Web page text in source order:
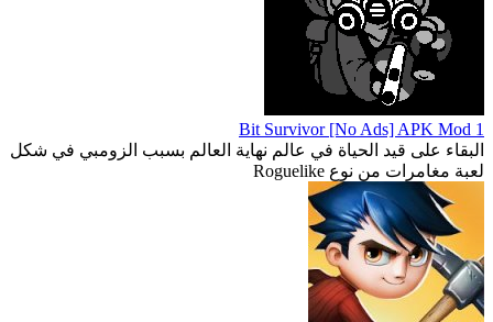
1 Bit Survivor [No Ads] APK Mod
البقاء على قيد الحياة في عالم نهاية العالم بسبب الزومبي في شكل
لعبة مغامرات من نوع Roguelike